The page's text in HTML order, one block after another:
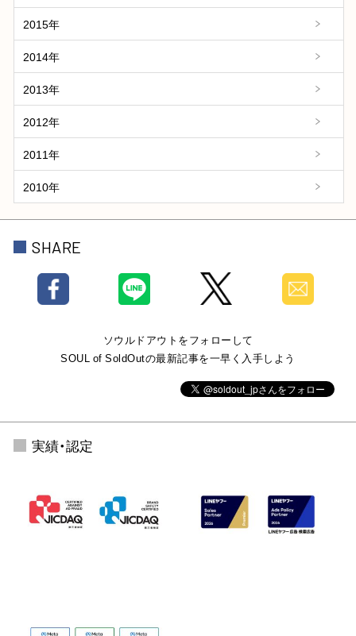
2015年
2014年
2013年
2012年
2011年
2010年
SHARE
ソウルドアウトをフォローして
SOUL of SoldOutの最新記事を一早く入手しよう
実績・認定